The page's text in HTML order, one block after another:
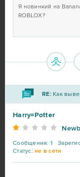
Я новинкий на
ROBLOX?
RE:Как
Harry=Potter
Сообщения: 1
Статус: не в сети